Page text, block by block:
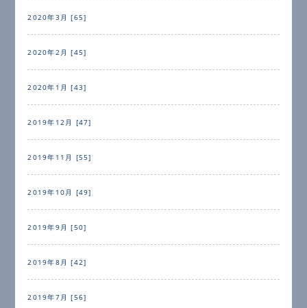
2020年3月 [65]
2020年2月 [45]
2020年1月 [43]
2019年12月 [47]
2019年11月 [55]
2019年10月 [49]
2019年9月 [50]
2019年8月 [42]
2019年7月 [56]